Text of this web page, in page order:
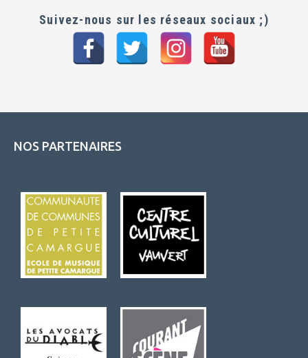
Suivez-nous sur les réseaux sociaux ;)
NOS PARTENAIRES